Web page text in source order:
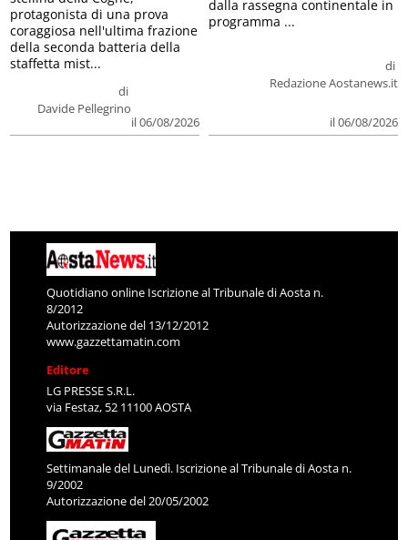
di
Davide Pellegrino
il 06/08/2026
protagonista di una prova
coraggiosa nell'ultima frazione
della seconda batteria della
staffetta mist...
di
Redazione Aostanews.it
il 06/08/2026
dalla rassegna continentale in
programma ...
Quotidiano online Iscrizione al Tribunale di Aosta n.
8/2012
Autorizzazione del 13/12/2012
www.gazzettamatin.com
Editore
LG PRESSE S.R.L.
via Festaz, 52 11100 AOSTA
Settimanale del Lunedì. Iscrizione al Tribunale di Aosta n.
9/2002
Autorizzazione del 20/05/2002